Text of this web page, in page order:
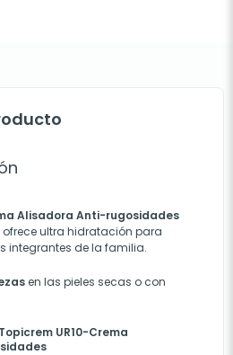
Alisadora Anti-rugosidades
ultra hidratación para
integrantes de la familia.
en las pieles secas o con
UR10-Crema